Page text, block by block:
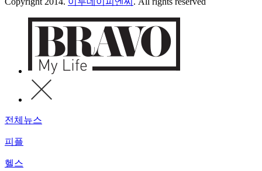
전체뉴스
피플
헬스